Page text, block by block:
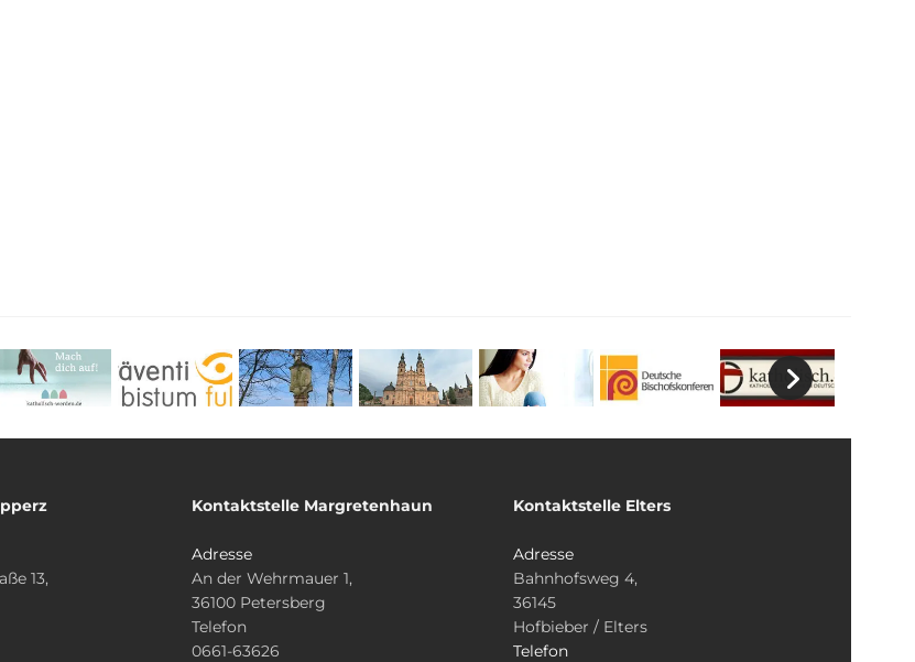
13,
Kontaktstelle Margretenhaun
Adresse
An der Wehrmauer 1,
36100 Petersberg
Telefon
0661-63626
Kontaktstelle Elters
Adresse
Bahnhofsweg 4,
36145
Hofbieber / Elters
Telefon